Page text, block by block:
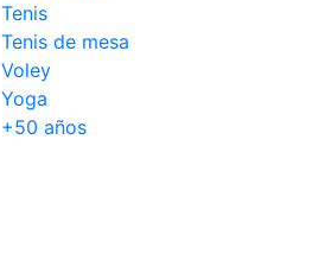
Tenis
Tenis de mesa
Voley
Yoga
+50 años